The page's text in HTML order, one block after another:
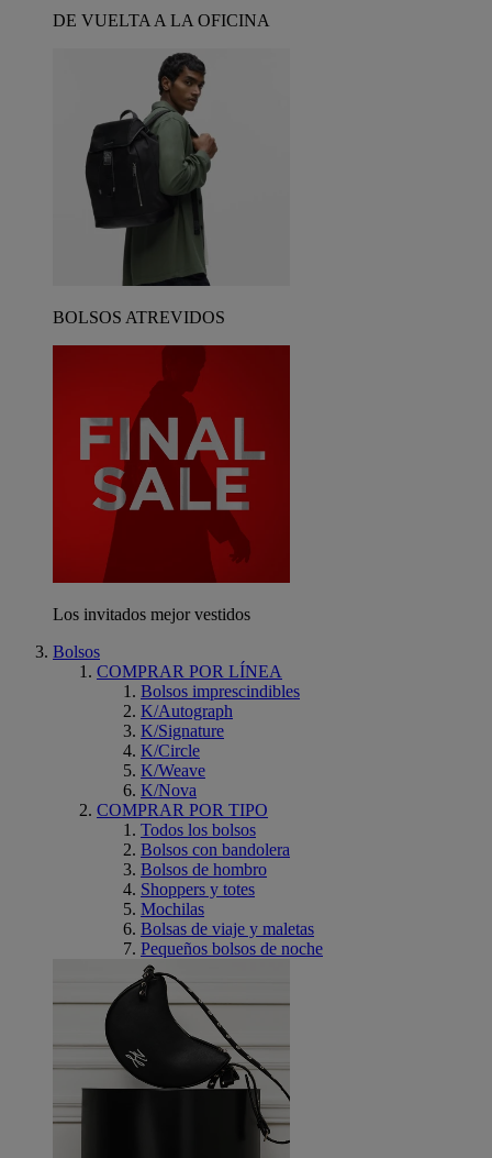
DE VUELTA A LA OFICINA
BOLSOS ATREVIDOS
Los invitados mejor vestidos
Bolsos
COMPRAR POR LÍNEA
Bolsos imprescindibles
K/Autograph
K/Signature
K/Circle
K/Weave
K/Nova
COMPRAR POR TIPO
Todos los bolsos
Bolsos con bandolera
Bolsos de hombro
Shoppers y totes
Mochilas
Bolsas de viaje y maletas
Pequeños bolsos de noche